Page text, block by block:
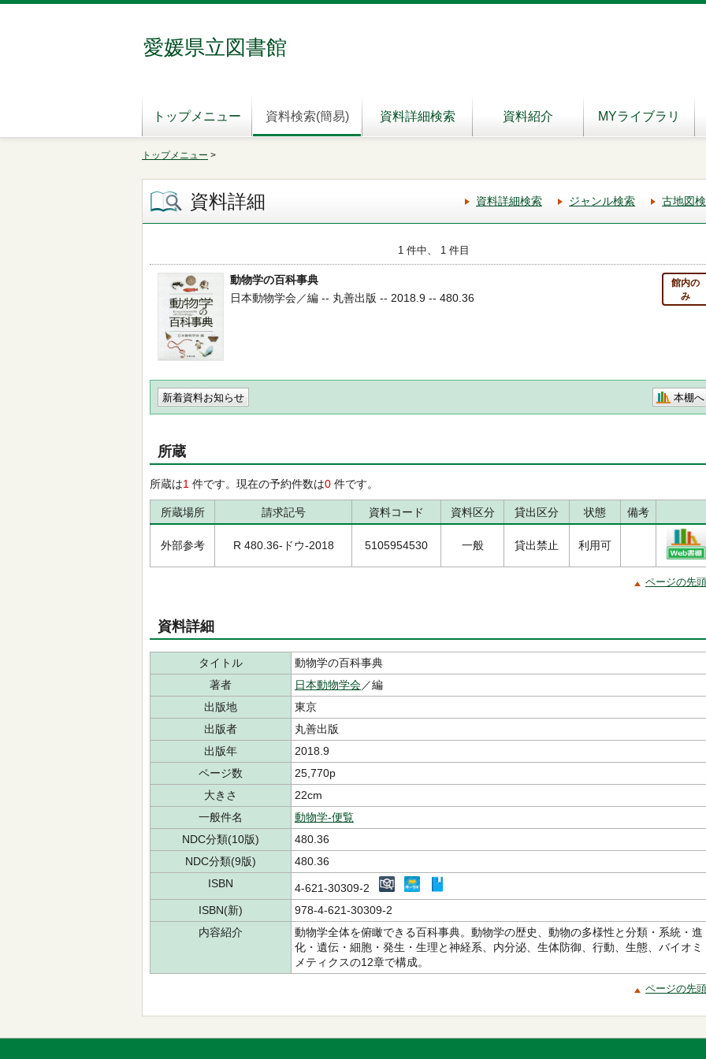
愛媛県立図書館
トップメニュー 資料検索(簡易) 資料詳細検索 資料紹介 MYライブラリ
トップメニュー >
資料詳細 資料詳細検索 ジャンル検索 古地図
1 件中、 1 件目
動物学の百科事典
館内の
み
日本動物学会／編 -- 丸善出版 -- 2018.9 -- 480.36
新着資料お知らせ 本棚へ
所蔵
所蔵は1 件です。現在の予約件数は0 件です。
所蔵場所 請求記号 資料コード 資料区分 貸出区分 状態 備考
外部参考 R 480.36-ドウ-2018 5105954530 一般 貸出禁止 利用可
ページの先
資料詳細
タイトル
動物学の百科事典
著者
日本動物学会／編
出版地
東京
出版者
丸善出版
出版年
2018.9
ページ数
25,770p
大きさ
22cm
一般件名
動物学-便覧
NDC分類(10版)
480.36
NDC分類(9版)
480.36
ISBN
4-621-30309-2
ISBN(新)
978-4-621-30309-2
内容紹介
動物学全体を俯瞰できる百科事典。動物学の歴史、動物の多様性と分類・系統・進
化・遺伝・細胞・発生・生理と神経系、内分泌、生体防御、行動、生態、バイオミ
メティクスの12章で構成。
ページの先